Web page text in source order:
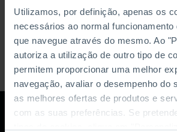
Utilizamos, por definição, apenas os
necessários ao normal
que navegue através do mesmo. Ao
autoriza a utilização de outro tipo de
permitem proporcionar uma melhor
navegação, avaliar o desempenho do
as melhores ofertas de produtos e
com as suas preferências. Se